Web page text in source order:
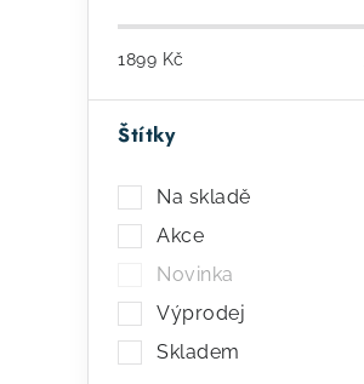
t
1899 Kč
Štítky
Na skladě
Akce
Novinka
Výprodej
Skladem